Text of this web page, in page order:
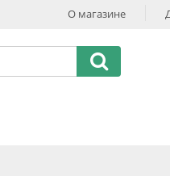
О магазине